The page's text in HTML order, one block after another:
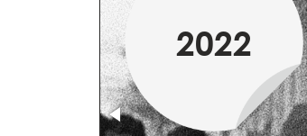
МАРТ
2019
2022